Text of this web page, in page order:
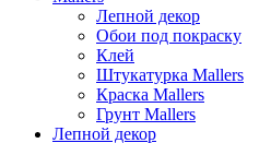
Лепной декор
Обои под покраску
Клей
Штукатурка Mallers
Краска Mallers
Грунт Mallers
Лепной декор